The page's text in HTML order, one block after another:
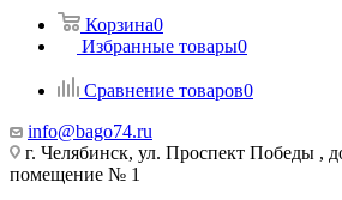
Корзина0
Избранные товары0
Сравнение товаров0
info@bago74.ru
г. Челябинск, ул. Проспект Победы ,
помещение № 1